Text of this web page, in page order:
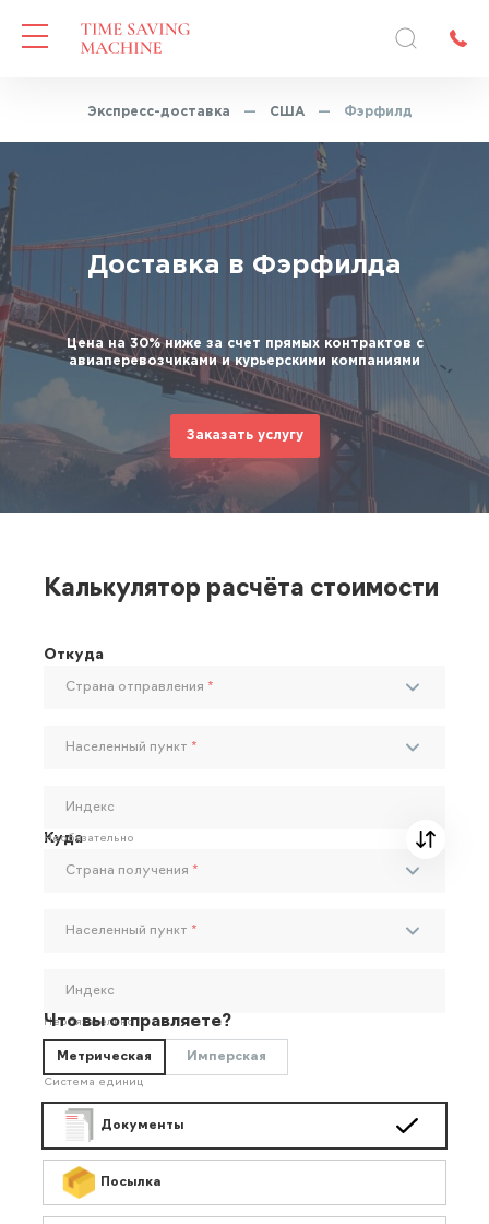
Экспресс-доставка — США — Фэрфилд
Доставка в Фэрфилда
Цена на 30% ниже за счет прямых контрактов с
авиаперевозчиками и курьерскими компаниями
Заказать услугу
Калькулятор расчёта стоимости
Откуда
Страна отправления *
Населенный пункт *
Индекс
Необязательно
Куда
Страна получения *
Населенный пункт *
Индекс
Необязательно
Что вы отправляете?
Метрическая Имперская
Система единиц
Документы
Посылка